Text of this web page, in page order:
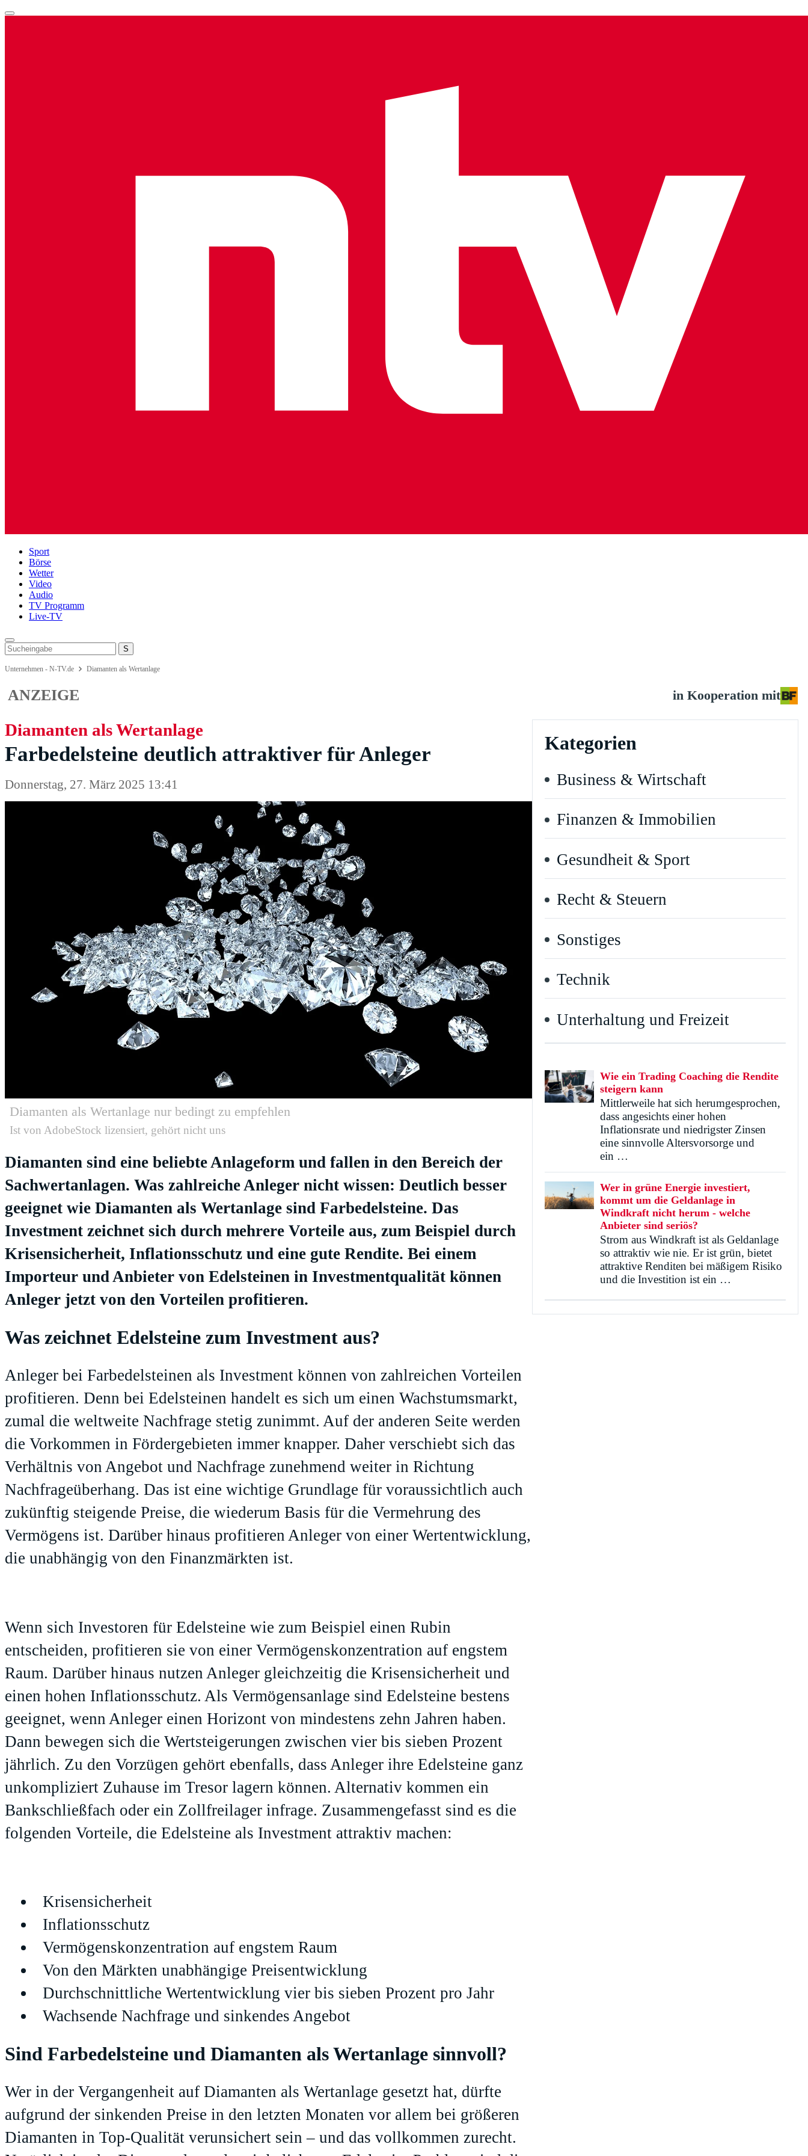
Sport
Börse
Wetter
Video
Audio
TV Programm
Live-TV
Unternehmen - N-TV.de Diamanten als Wertanlage
ANZEIGE in Kooperation mit
Diamanten als Wertanlage
Farbedelsteine deutlich attraktiver für Anleger
Diamanten als Wertanlage nur bedingt zu empfehlen
Ist von AdobeStock lizensiert, gehört nicht uns
Donnerstag, 27. März 2025 13:41
Diamanten sind eine beliebte Anlageform und fallen in den Bereich der
Sachwertanlagen. Was zahlreiche Anleger nicht wissen: Deutlich besser
geeignet wie Diamanten als Wertanlage sind Farbedelsteine. Das
Investment zeichnet sich durch mehrere Vorteile aus, zum Beispiel durch
Krisensicherheit, Inflationsschutz und eine gute Rendite. Bei einem
Importeur und Anbieter von Edelsteinen in Investmentqualität können
Anleger jetzt von den Vorteilen profitieren.
Was zeichnet Edelsteine zum Investment aus?
Anleger bei Farbedelsteinen als Investment können von zahlreichen Vorteilen
profitieren. Denn bei Edelsteinen handelt es sich um einen Wachstumsmarkt,
zumal die weltweite Nachfrage stetig zunimmt. Auf der anderen Seite werden
die Vorkommen in Fördergebieten immer knapper. Daher verschiebt sich das
Verhältnis von Angebot und Nachfrage zunehmend weiter in Richtung
Nachfrageüberhang. Das ist eine wichtige Grundlage für voraussichtlich auch
zukünftig steigende Preise, die wiederum Basis für die Vermehrung des
Vermögens ist. Darüber hinaus profitieren Anleger von einer Wertentwicklung,
die unabhängig von den Finanzmärkten ist.
Wenn sich Investoren für Edelsteine wie zum Beispiel einen Rubin
entscheiden, profitieren sie von einer Vermögenskonzentration auf engstem
Raum. Darüber hinaus nutzen Anleger gleichzeitig die Krisensicherheit und
einen hohen Inflationsschutz. Als Vermögensanlage sind Edelsteine bestens
geeignet, wenn Anleger einen Horizont von mindestens zehn Jahren haben.
Dann bewegen sich die Wertsteigerungen zwischen vier bis sieben Prozent
jährlich. Zu den Vorzügen gehört ebenfalls, dass Anleger ihre Edelsteine ganz
unkompliziert Zuhause im Tresor lagern können. Alternativ kommen ein
Bankschließfach oder ein Zollfreilager infrage. Zusammengefasst sind es die
folgenden Vorteile, die Edelsteine als Investment attraktiv machen:
Krisensicherheit
Inflationsschutz
Vermögenskonzentration auf engstem Raum
Von den Märkten unabhängige Preisentwicklung
Durchschnittliche Wertentwicklung vier bis sieben Prozent pro Jahr
Wachsende Nachfrage und sinkendes Angebot
Sind Farbedelsteine und Diamanten als Wertanlage sinnvoll?
Wer in der Vergangenheit auf Diamanten als Wertanlage gesetzt hat, dürfte
aufgrund der sinkenden Preise in den letzten Monaten vor allem bei größeren
Diamanten in Top-Qualität verunsichert sein – und das vollkommen zurecht.
Kategorien
Business & Wirtschaft
Finanzen & Immobilien
Gesundheit & Sport
Recht & Steuern
Sonstiges
Technik
Unterhaltung und Freizeit
Wie ein Trading Coaching die Rendite
steigern kann
Mittlerweile hat sich herumgesprochen,
dass angesichts einer hohen
Inflationsrate und niedrigster Zinsen
eine sinnvolle Altersvorsorge und
ein …
Wer in grüne Energie investiert,
kommt um die Geldanlage in
Windkraft nicht herum - welche
Anbieter sind seriös?
Strom aus Windkraft ist als Geldanlage
so attraktiv wie nie. Er ist grün, bietet
attraktive Renditen bei mäßigem Risiko
und die Investition ist ein …